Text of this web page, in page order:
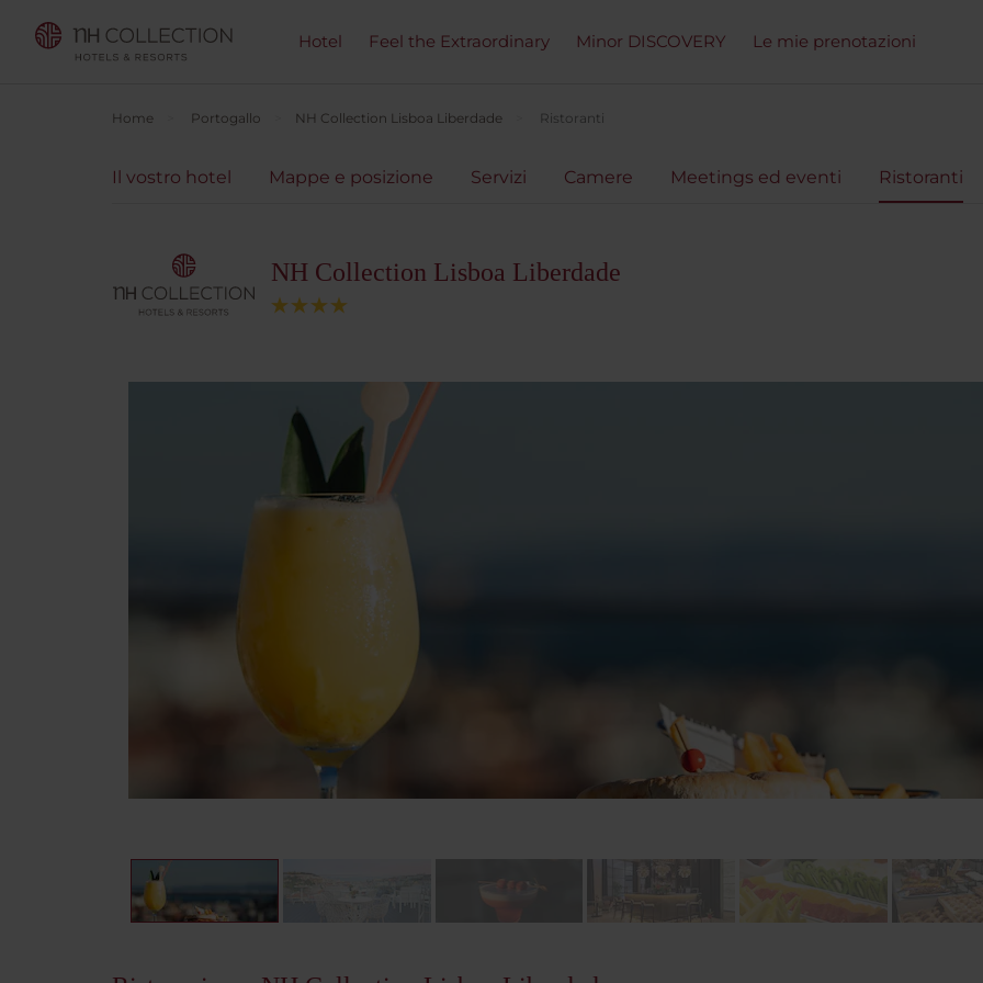
Hotel Feel the Extraordinary Minor DISCOVERY Le mie prenotazioni
Home Portogallo NH Collection Lisboa Liberdade Ristoranti
Il vostro hotel Mappe e posizione Servizi Camere Meetings ed eventi Ristoranti
NH Collection Lisboa Liberdade